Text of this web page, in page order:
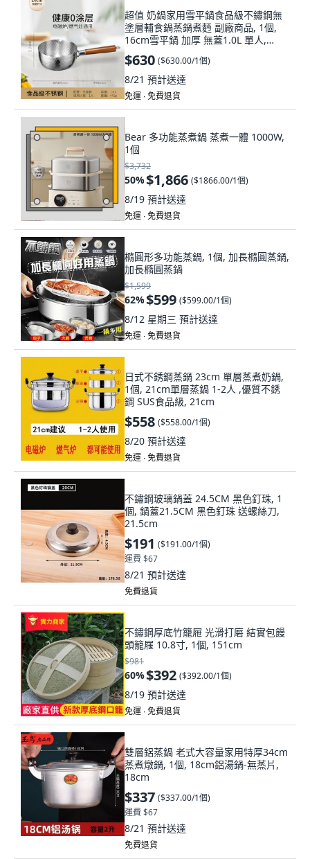
超值 奶鍋家用雪平鍋食品級不鏽鋼無
塗層輔食鍋蒸鍋煮麪 副廠商品, 1個,
16cm雪平鍋 加厚 無蓋1.0L 單人,
16cm
$630 ($630.00/1個)
8/21 預計送達
免運 ∙ 免費退貨
Bear 多功能蒸煮鍋 蒸煮一體 1000W,
1個
$3,732
50%$1,866 ($1866.00/1個)
8/19 預計送達
免運 ∙ 免費退貨
橢圓形多功能蒸鍋, 1個, 加長橢圓蒸鍋,
加長橢圓蒸鍋
$1,599
62%$599 ($599.00/1個)
8/12 星期三 預計送達
免運 ∙ 免費退貨
日式不銹鋼蒸鍋 23cm 單層蒸煮奶鍋,
1個, 21cm單層蒸鍋 1-2人 ,優質不銹
鋼 SUS食品級, 21cm
$558 ($558.00/1個)
8/20 預計送達
免運 ∙ 免費退貨
不鏽鋼玻璃鍋蓋 24.5CM 黑色釘珠, 1
個, 鍋蓋21.5CM 黑色釘珠 送螺絲刀,
21.5cm
$191 ($191.00/1個)
運費 $67
8/21 預計送達
免費退貨
不鏽鋼厚底竹籠屜 光滑打磨 結實包饅
頭籠屜 10.8寸, 1個, 151cm
$981
60%$392 ($392.00/1個)
8/19 預計送達
免運 ∙ 免費退貨
雙層鋁蒸鍋 老式大容量家用特厚34cm
蒸煮燉鍋, 1個, 18cm鋁湯鍋-無蒸片,
18cm
$337 ($337.00/1個)
運費 $67
8/21 預計送達
免費退貨